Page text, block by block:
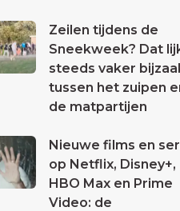
Zeilen tijdens de
Sneekweek? Dat
steeds vaker
tussen het zuipen
de matpartijen
Nieuwe films en
op Netflix, Disney+,
HBO Max en Prime
Video: de